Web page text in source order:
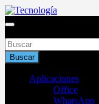
Saltar
al
Tecnología
Buscar
Aplicaciones
Office
WhatsApp